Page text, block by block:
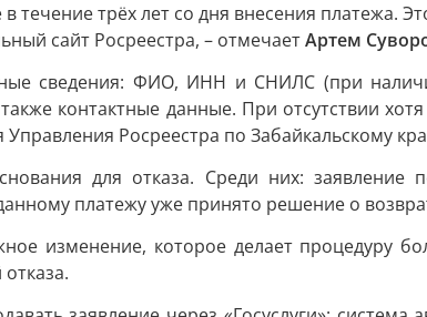
в течение трёх лет со дня внесения
сайт Росреестра, – отмечаетАртем
сведения: ФИО, ИНН и СНИЛС (при
контактные данные. При отсутствии
Управления Росреестра по Забайкальскому
для отказа. Среди них:
платежу уже принято решение о
изменение, которое делает процедуру